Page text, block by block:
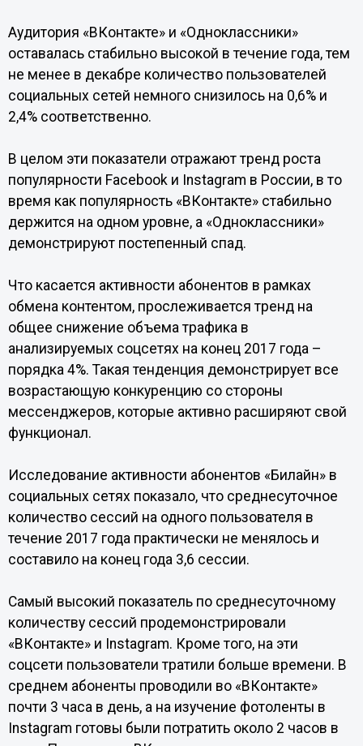
Аудитория «ВКонтакте» и «Одноклассники»
оставалась стабильно высокой в течение года, тем
не менее в декабре количество пользователей
социальных сетей немного снизилось на 0,6% и
2,4% соответственно.
В целом эти показатели отражают тренд роста
популярности Facebook и Instagram в России, в то
время как популярность «ВКонтакте» стабильно
держится на одном уровне, а «Одноклассники»
демонстрируют постепенный спад.
Что касается активности абонентов в рамках
обмена контентом, прослеживается тренд на
общее снижение объема трафика в
анализируемых соцсетях на конец 2017 года –
порядка 4%. Такая тенденция демонстрирует все
возрастающую конкуренцию со стороны
мессенджеров, которые активно расширяют свой
функционал.
Исследование активности абонентов «Билайн» в
социальных сетях показало, что среднесуточное
количество сессий на одного пользователя в
течение 2017 года практически не менялось и
составило на конец года 3,6 сессии.
Самый высокий показатель по среднесуточному
количеству сессий продемонстрировали
«ВКонтакте» и Instagram. Кроме того, на эти
соцсети пользователи тратили больше времени. В
среднем абоненты проводили во «ВКонтакте»
почти 3 часа в день, а на изучение фотоленты в
Instagram готовы были потратить около 2 часов в